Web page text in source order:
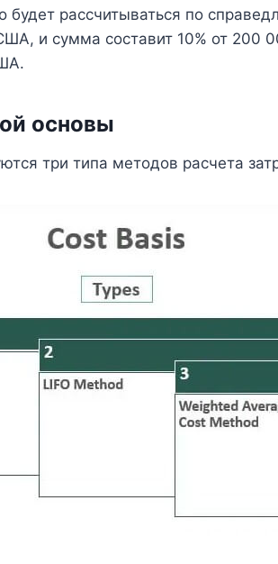
рассчитываться по
и сумма составит 10% от 200
основы
три типа методов расчета